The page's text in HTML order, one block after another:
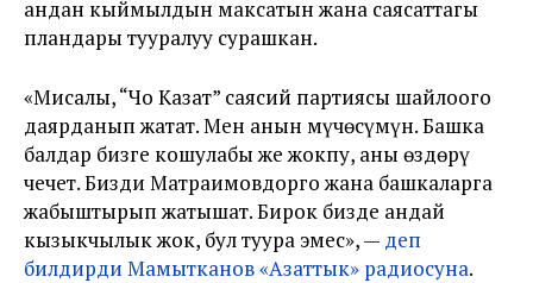
андан кыймылдын максатын жана саясаттагы
пландары тууралуу сурашкан.
«Мисалы, “Чоң Казат” саясий партиясы шайлоого
даярданып жатат. Мен анын мүчөсүмүн. Башка
балдар бизге кошулабы же жокпу, аны өздөрү
чечет. Бизди Матраимовдорго жана башкаларга
жабыштырып жатышат. Бирок бизде андай
кызыкчылык жок, бул туура эмес», — деп
билдирди Мамытканов «Азаттык» радиосуна.